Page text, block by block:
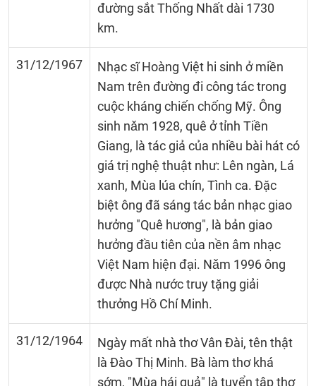
đường sắt Thống Nhất dài 1730
km.
31/12/1967
Nhạc sĩ Hoàng Việt hi sinh ở miền
Nam trên đường đi công tác trong
cuộc kháng chiến chống Mỹ. Ông
sinh nǎm 1928, quê ở tỉnh Tiền
Giang, là tác giả của nhiều bài hát có
giá trị nghệ thuật như: Lên ngàn, Lá
xanh, Mùa lúa chín, Tình ca. Đặc
biệt ông đã sáng tác bản nhạc giao
hưởng "Quê hương", là bản giao
hưởng đầu tiên của nền âm nhạc
Việt Nam hiện đại. Nǎm 1996 ông
được Nhà nước truy tặng giải
thưởng Hồ Chí Minh.
31/12/1964
Ngày mất nhà thơ Vân Đài, tên thật
là Đào Thị Minh. Bà làm thơ khá
sớm, "Mùa hái quả" là tuyển tập thơ